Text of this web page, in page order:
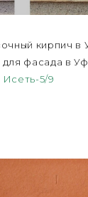
кирпич в
для фасада в
Исеть-5/9